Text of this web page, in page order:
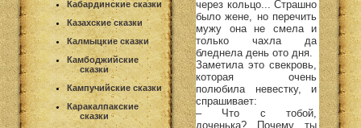
Кабардинские сказки
Казахские сказки
Калмыцкие сказки
Камбоджийские
сказки
Кампучийские сказки
Каракалпакские
сказки
через кольцо... Страшно
было жене, но перечить
мужу она не смела и
только чахла да
бледнела день ото дня.
Заметила это свекровь,
которая очень
полюбила невестку, и
спрашивает:
– Что с тобой,
доченька? Почему ты